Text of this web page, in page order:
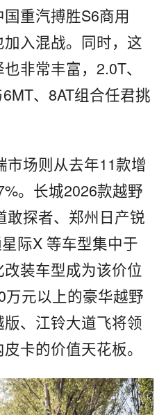
重汽搏胜S6商用
入混战。同时，这
非常丰富，2.0T、
、8AT组合任君挑
市场则从去年11款增
。长城2026款越野
敢探者、郑州日产锐
际X 等车型集中于
装车型成为该价位
元以上的豪华越野
、江铃大道飞将领
卡的价值天花板。